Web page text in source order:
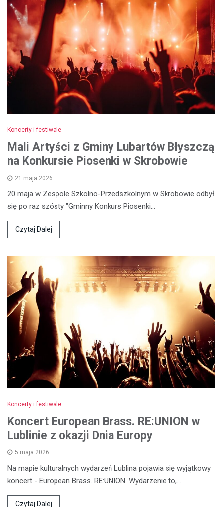
Koncerty i festiwale
Mali Artyści z Gminy Lubartów Błyszczą
na Konkursie Piosenki w Skrobowie
21 maja 2026
20 maja w Zespole Szkolno-Przedszkolnym w Skrobowie odbył
się po raz szósty "Gminny Konkurs Piosenki…
Czytaj Dalej
Koncerty i festiwale
Koncert European Brass. RE:UNION w
Lublinie z okazji Dnia Europy
5 maja 2026
Na mapie kulturalnych wydarzeń Lublina pojawia się wyjątkowy
koncert - European Brass. RE:UNION. Wydarzenie to,…
Czytaj Dalej